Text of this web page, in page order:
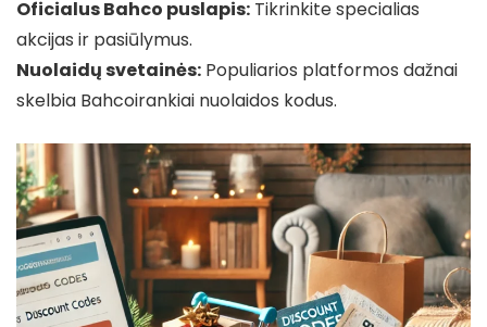
Oficialus Bahco puslapis: Tikrinkite specialias
akcijas ir pasiūlymus.
Nuolaidų svetainės: Populiarios platformos dažnai
skelbia Bahcoirankiai nuolaidos kodus.